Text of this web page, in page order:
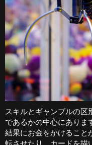
スキルとギャンブルの区
であるかの中心にありま
結果にお金をかけること